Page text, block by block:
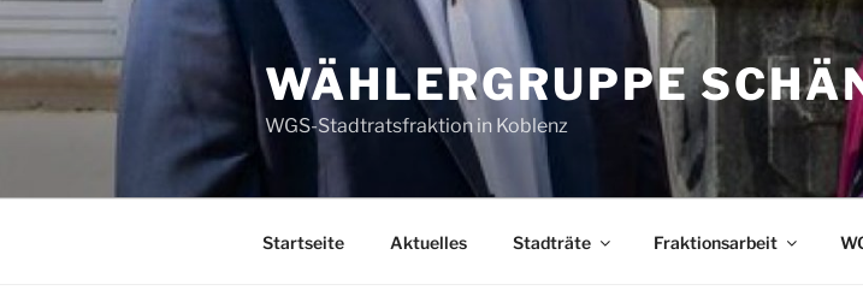
Zum
Inhalt
springen
WÄHLERGRUPPE
WGS-Stadtratsfraktion in Koblenz
Startseite Aktuelles Stadträte Fraktionsarbeit